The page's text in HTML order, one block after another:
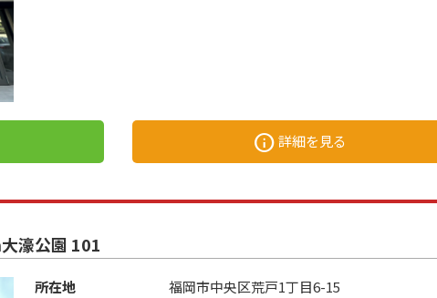
info詳細を見る
濠公園 101
所在地
福岡市中央区荒戸1丁目6-15